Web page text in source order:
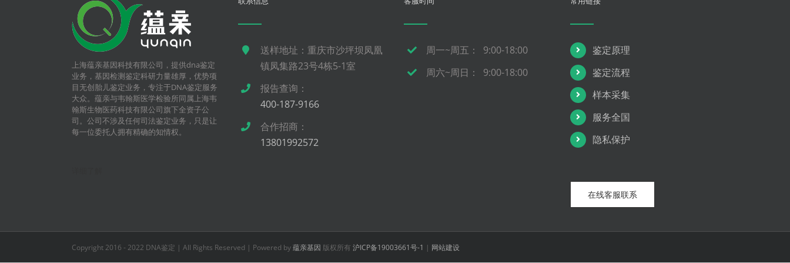
上海蕴亲基因科技有限公司，提供dna鉴定
业务，基因检测鉴定科研力量雄厚，优势项
目无创胎儿鉴定业务，专注于DNA鉴定服务
大众。蕴亲与韦翰斯医学检验所同属上海韦
翰斯生物医药科技有限公司旗下全资子公
司。公司不涉及任何司法鉴定业务，只是让
每一位委托人拥有精确的知情权。
送样地址：重庆市沙坪坝凤凰
镇凤集路23号4栋5-1室
报告查询：
400-187-9166
合作招商：
13801992572
周一~周五： 9:00-18:00
周六~周日： 9:00-18:00
鉴定原理
鉴定流程
样本采集
服务全国
隐私保护
在线客服联系
Copyright 2016 - 2022 DNA鉴定 | All Rights Reserved | Powered by蕴亲基因 版权所有 沪ICP备19003661号-1 | 网站建设